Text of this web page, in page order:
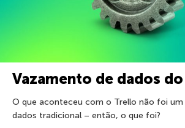
Vazamento de dados
O que aconteceu com o Trello não foi
dados tradicional – então, o que foi?